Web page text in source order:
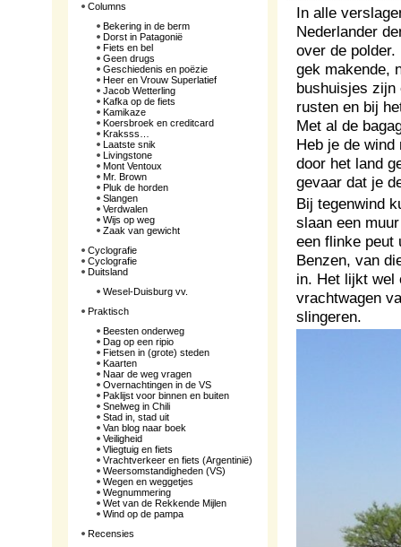
Columns
Bekering in de berm
Dorst in Patagonië
Fiets en bel
Geen drugs
Geschiedenis en poëzie
Heer en Vrouw Superlatief
Jacob Wetterling
Kafka op de fiets
Kamikaze
Koersbroek en creditcard
Kraksss…
Laatste snik
Livingstone
Mont Ventoux
Mr. Brown
Pluk de horden
Slangen
Verdwalen
Wijs op weg
Zaak van gewicht
Cyclografie
Cyclografie
Duitsland
Wesel-Duisburg vv.
Praktisch
Beesten onderweg
Dag op een ripio
Fietsen in (grote) steden
Kaarten
Naar de weg vragen
Overnachtingen in de VS
Paklijst voor binnen en buiten
Snelweg in Chili
Stad in, stad uit
Van blog naar boek
Veiligheid
Vliegtuig en fiets
Vrachtverkeer en fiets (Argentinië)
Weersomstandigheden (VS)
Wegen en weggetjes
Wegnummering
Wet van de Rekkende Mijlen
Wind op de pampa
Recensies
In alle
Nederlander
over de
gek makende,
bushuisjes zijn
rusten en bij
Met al de
Heb je de
door het land
gevaar dat je
Bij tegenwind
slaan een
een flinke peut
Benzen, van
in. Het lijkt wel
vrachtwagen
slingeren.